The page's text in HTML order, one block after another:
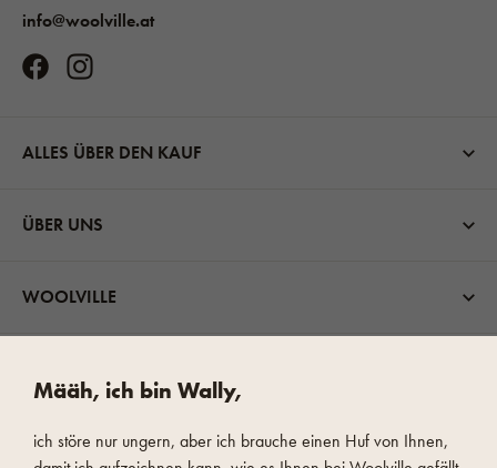
info@woolville.at
ALLES ÜBER DEN KAUF
ÜBER UNS
WOOLVILLE
Määh, ich bin Wally,
ich störe nur ungern, aber ich brauche einen Huf von Ihnen,